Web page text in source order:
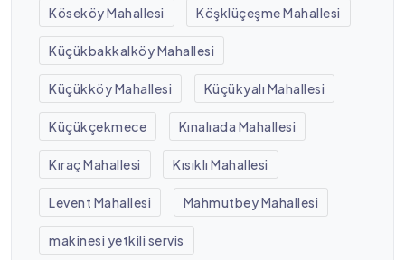
Köseköy Mahallesi Köşklüçeşme Mahallesi
Küçükbakkalköy Mahallesi
Küçükköy Mahallesi Küçükyalı Mahallesi
Küçükçekmece Kınalıada Mahallesi
Kıraç Mahallesi Kısıklı Mahallesi
Levent Mahallesi Mahmutbey Mahallesi
makinesi yetkili servis